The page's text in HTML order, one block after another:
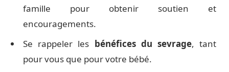
famille pour obtenir soutien et
encouragements.
Se rappeler les bénéfices du sevrage, tant
pour vous que pour votre bébé.